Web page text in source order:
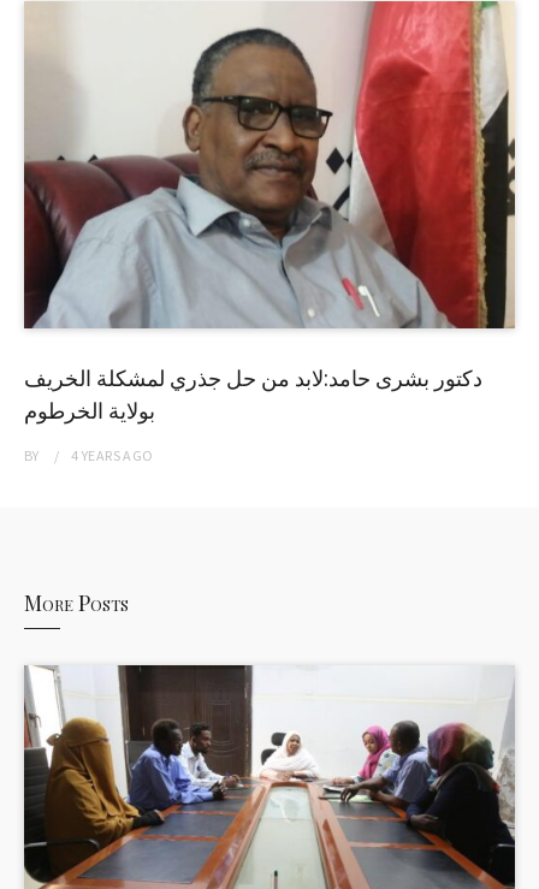
دكتور بشرى حامد:لابد من حل جذري لمشكلة الخريف
بولاية الخرطوم
BY 4 YEARSAGO
More Posts